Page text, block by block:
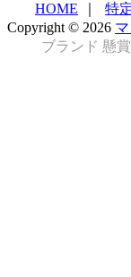
HOME 特
Copyright © 2026
ブランド 懸賞